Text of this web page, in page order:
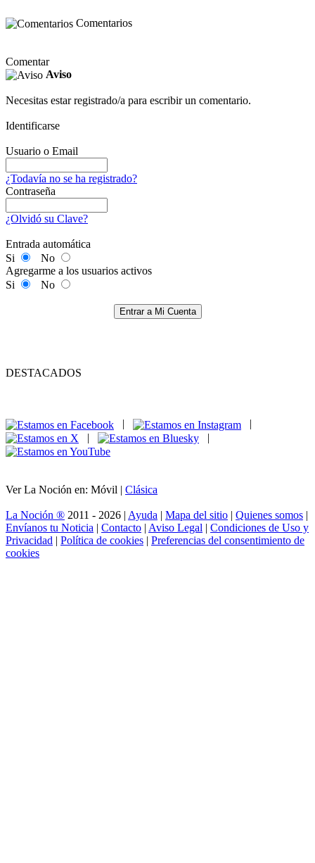
Comentarios
Comentar
Aviso
Necesitas estar registrado/a para escribir un comentario.
Identificarse
Usuario o Email
¿Todavía no se ha registrado?
Contraseña
¿Olvidó su Clave?
Entrada automática
Si
No
Agregarme a los usuarios activos
Si
No
Entrar a Mi Cuenta
DESTACADOS
|
|
Ver La Noción en: Móvil | Clásica
La Noción ® 2011 - 2026 | Ayuda | Mapa del sitio | Quienes somos |
Envíanos tu Noticia | Contacto | Aviso Legal | Condiciones de Uso y
Privacidad | Política de cookies | Preferencias del consentimiento de
cookies